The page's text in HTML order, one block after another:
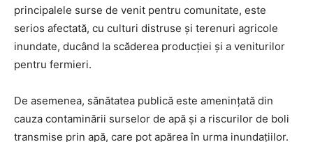
principalele surse de venit pentru comunitate, este
serios afectată, cu culturi distruse și terenuri agricole
inundate, ducând la scăderea producției și a veniturilor
pentru fermieri.
De asemenea, sănătatea publică este amenințată din
cauza contaminării surselor de apă și a riscurilor de boli
transmise prin apă, care pot apărea în urma inundațiilor.